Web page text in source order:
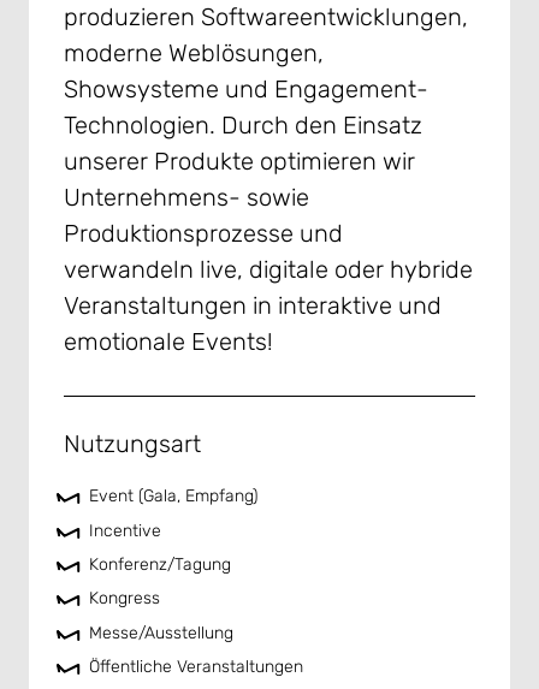
produzieren Softwareentwicklungen,
moderne Weblösungen,
Showsysteme und Engagement-
Technologien. Durch den Einsatz
unserer Produkte optimieren wir
Unternehmens- sowie
Produktionsprozesse und
verwandeln live, digitale oder hybride
Veranstaltungen in interaktive und
emotionale Events!
Nutzungsart
Event (Gala, Empfang)
Incentive
Konferenz/Tagung
Kongress
Messe/Ausstellung
Öffentliche Veranstaltungen